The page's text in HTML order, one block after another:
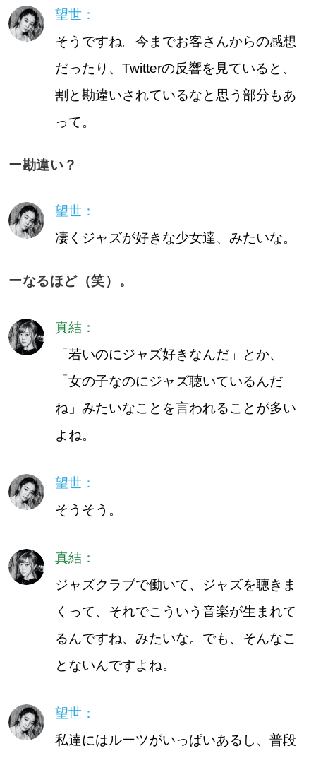
望世：
そうですね。今までお客さんからの感想
だったり、Twitterの反響を見ていると、
割と勘違いされているなと思う部分もあ
って。
ー勘違い？
望世：
凄くジャズが好きな少女達、みたいな。
ーなるほど（笑）。
真結：
「若いのにジャズ好きなんだ」とか、
「女の子なのにジャズ聴いているんだ
ね」みたいなことを言われることが多い
よね。
望世：
そうそう。
真結：
ジャズクラブで働いて、ジャズを聴きま
くって、それでこういう音楽が生まれて
るんですね、みたいな。でも、そんなこ
とないんですよね。
望世：
私達にはルーツがいっぱいあるし、普段